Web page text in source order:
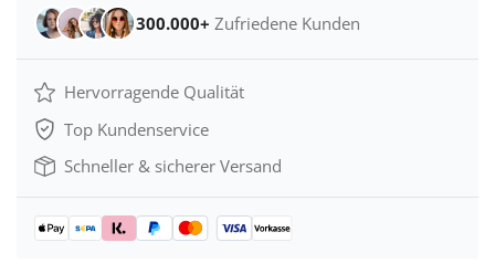
300.000+ Zufriedene Kunden
Hervorragende Qualität
Top Kundenservice
Schneller & sicherer Versand